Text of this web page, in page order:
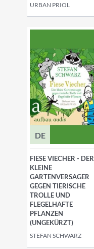
URBAN PRIOL
DE
FIESE VIECHER - DER
KLEINE
GARTENVERSAGER
GEGEN TIERISCHE
TROLLE UND
FLEGELHAFTE
PFLANZEN
(UNGEKÜRZT)
STEFAN SCHWARZ